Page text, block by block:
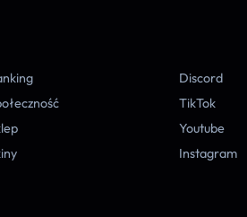
Discord
TikTok
Youtube
Instagram